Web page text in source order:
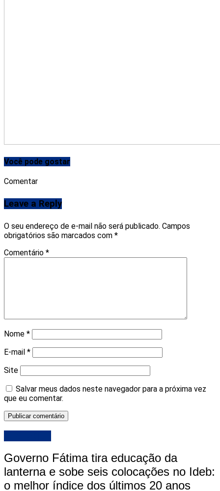
Você pode gostar
Comentar
Leave a Reply
O seu endereço de e-mail não será publicado. Campos
obrigatórios são marcados com *
Comentário *
Nome *
E-mail *
Site
Salvar meus dados neste navegador para a próxima vez
que eu comentar.
Governo Fátima tira educação da
lanterna e sobe seis colocações no Ideb:
o melhor índice dos últimos 20 anos